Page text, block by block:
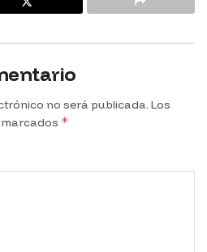
no será publicada. Los
*